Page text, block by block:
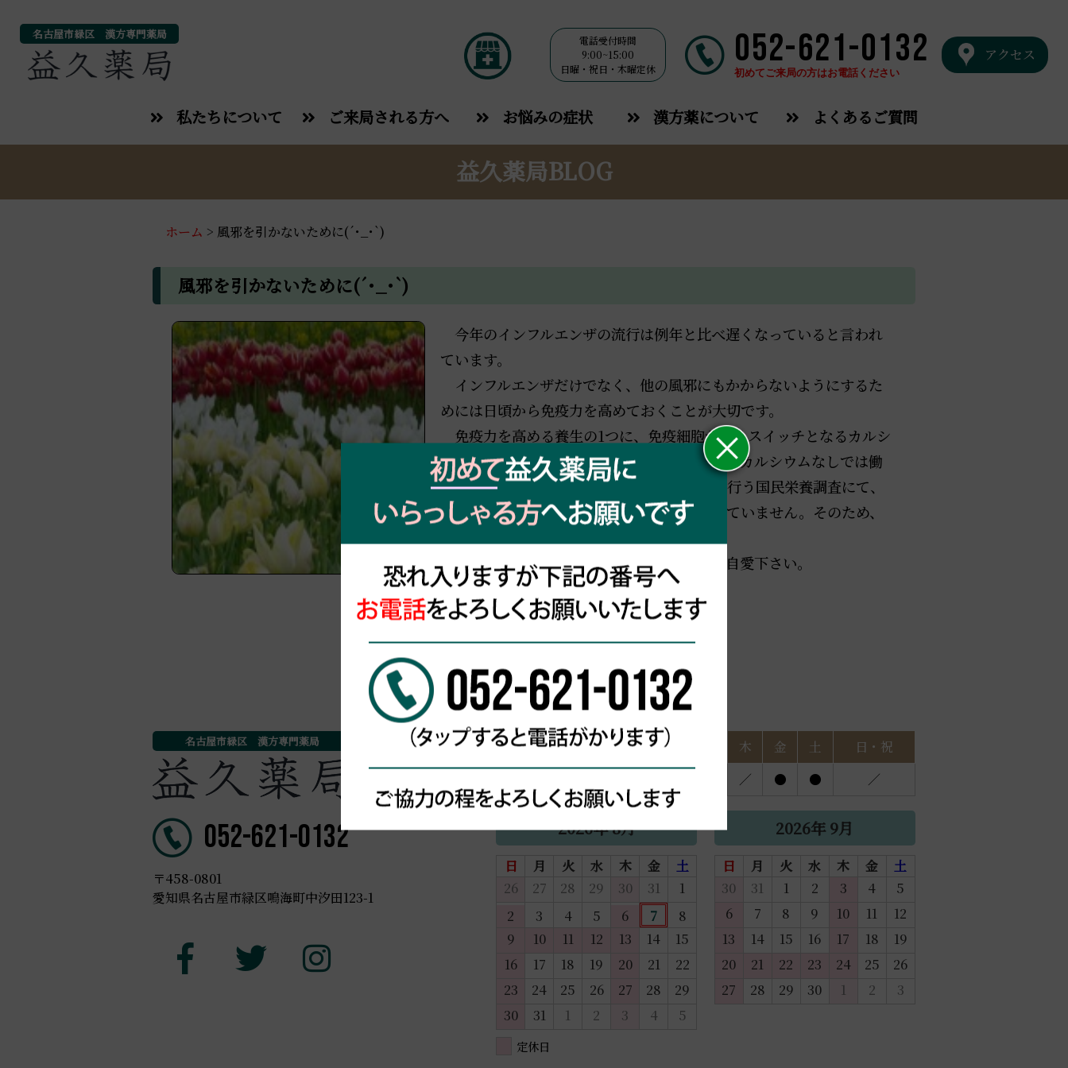
名古屋市緑区 漢方専門薬局
電話受付時間
9:00~15:00
日曜・祝日・木曜定休
052-621-0132
初めてご来局の方はお電話ください
アクセス
私たちについて ご来局される方へ お悩みの症状 漢方薬について よくあるご質問
益久薬局BLOG
ホーム > 風邪を引かないために(´･_･`)
風邪を引かないために(´･_･`)
今年のインフルエンザの流行は例年と比べ遅くなっていると言われ
ています。
インフルエンザだけでなく、他の風邪にもかからないようにするた
めには日頃から免疫力を高めておくことが大切です。
免疫力を高める養生の1つに、免疫細胞が働くスイッチとなるカルシ
ウムを十分に摂ることがあります。免疫細胞はカルシウムなしでは働
くことができません。しかし、厚生労働省が行う国民栄養調査にて、
カルシウム摂取量は推奨されている量に達していません。そのため、
まだまだ寒い日が続きます。どうぞお体ご自愛下さい。
名古屋市緑区 漢方専門薬局
052-621-0132
〒458-0801
愛知県名古屋市緑区鳴海町中汐田123-1
営業時間 月 火 木 金 土
日・祝
／ ● ● ／
2026年 8月
日 月 火 水 木 金
土
26
27 28 29 30 31
1
2
3 4 5 6 7
8
9
10 11 12 13 14
15
16
17 18 19 20 21
22
23
24 25 26 27 28
29
30
31 1 2 3 4 5
2026年 9月
日 月 火 水 木 金
土
30
31 1 2 3 4
5
6
7 8 9 10 11
12
13
14 15 16 17 18
19
20
21 22 23 24 25
26
27
28 29 30 1 2 3
定休日